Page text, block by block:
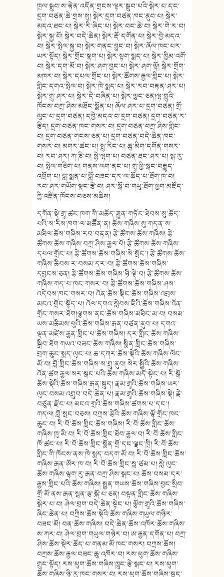
ཁྲལ་སྒྲུབ་ས་རྟེན་འདོན་གྲངས་ལྟར་སྒྲུབ་པའི་སྒེར་པ་དང་
དྲག་བཙན་ཆེ་གྲས་སུ། སྒེར་དྲག་བཙན་ཁང་ནུབ་པ། སྒེར་
མདའ་ཐང་པ། སྒེར་རི་ཞིང་པ། སྒེར་བང་ཆེ་བ། སྒེར་གེ་ར་བ།
སྒེར་སྐྱ་པོ། སྒེར་བདེ་ཆེན། སྒེར་རྡོ་དགོན་པ། སྒེར་བྱེ་མདའ་
བ། སྒེར་སྤེལ་སྐྱ་བ། སྒེར་གནང་བྱུང་བ། སྒེར་ཞོལ་ཁང་པར་
ཡར་སྟོད། སྒེར་གྲོང་སྣག་པ། སྒེར་སྟག་སྨད་པ། སྒེར་ཁྱིམ་འགོ་
བ། སྒེར་དག་མོ་བ། སྒེར་ཤག་བྱང་པ། སྒེར་ཤག་ལྷོ། སྒེར་གྲོག་
མཁར་བ། སྒེར་དཔལ་གྲོང་པ། སྒེར་ཚོགས་རྒྱལ་གླིང་པ། སྒེར་
གླིང་དགའ་སྤེལ་བ། སྒེར་ཁེ་སྨད་པ། སྒེར་རབ་བརྟན་ཤར་པ།
སྒེར་གྲུ་ཤར་པ། སྒེར་དེ་བཞིན་པ། སྒེར་ལྕང་ཅན།ལྷ་ཀླུའི་
ཁོངས་བཀྲ་ཤིས་མཐོང་སྨོན་པ། ཞོལ་ཤར་པ་དྲག་བཙན། གྲོ་
ལུང་པ་དྲག་བཙན། དབྱེ་མདའ་བ་དྲག་བཙན། དྲག་བཙན་ར་
རྩིད། དྲག་བཙན་ཁང་གསར་བ། དྲག་བཙན་བཀྲ་ཤིས་གླིང་
བ། དྲག་བཙན་གངས་ཅན་པ། དྲག་བཙན་བདེ་ཆེན་ཁང་
གསར་བ། མགར་ཚང་པ། སྤུ་རིང་པ། ཆུ་མིག་དགོན་གསར་
བ། རབ་ཤར། ཀ་ཎི་བ། སྙེ་ལྷག་པ། བཙན་ཐང་ཤར་པ། སྒ་རུ་
བ། སྤེལ་གཅིག་པ། གནས་ལག་ནང་པ། གྲྭ་ཕྱི་སྒང་བརྒྱུད་
འབྲོག་པ། བླ་སྨན་པ་བློ་བཟང་དར་ལ་ཆོད་པ་ཐོག་ཁ་བ།
རབ་ཤར་གཡོག་སྣང་རྩེ་བ། ཤར་སྒོ་བ་གཡུ་ཐོག་ཕྱག་མཛོད་
ཀྱི་འཛིན་ཁོངས་བཅས་མཆིས།
དགོན་སྡེ་གྲྭ་ཚང་ཁག་གི་མཆོད་རྒྱུན་གཏོང་ཐེབས་སུ་ཆོད་
པའི་ས་རིས་ཁག་ལ་མཚོོན་ན། ཆོས་གཞིས་སུ་གདན་ས་
མཐིལ་ཆོས་གཞིས་རབ་བརྟན། རྩེ་ཚོགས་ཆོས་གཞིས། རྩེ་
ཚོགས་ཆོས་གཞིས་བཀྲ་ཤིས་རྒྱལ་པོ། རྩེ་ཚོགས་ཆོས་གཞིས་
དཔལ་གྲོང་པ། རྩེ་ཚོགས་ཆོས་གཞིས་སེ་སྤོང་། རྩེ་ཚོགས་ཆོས་
གཞིས་ཆིབས་ར་བསམ་དར་བ། རྩེ་ཚོགས་ཆོས་གཞིས་
དབྱངས་ཅན། རྩེ་ཚོགས་ཆོས་གཞིས་ཉི་ལྡེ་བ། རྩེ་ཚོགས་ཆོས་
གཞིས་གད་པ་ཁང་གསར་བ། རྩེ་ཚོགས་ཆོས་གཞིས་ཤས་
འདེབས་ཁང་གསར་བ། འོན་ཆོས་སྡིང་ཆོས་གཞིས་འབྲས་
མངའ་གྲོང་སྟོད་པ། འོལ་དགའ་སླེབས་ཇིའི་ཆོས་གཞིས་འོན་
གྲོང་གསར་ཐོག།ལྕགས་ནང་ཆོས་གཞིས་མཐིང་མ་བ། བསམ་
ཡས་མཆིམས་ཕུའི་ཆོས་གཞིས་རྒན་བཙན་ནུབ་པ། དགའ་
ལྡན་མཛེས་རྒྱན་གླིང་པ་ཆོས་གཞིས། དར་གླིང་ཆོས་གཞིས་
སྒྲིབ་ཐོག གཡའ་བཟང་ཆོས་གཞིས། སྨིན་གླིང་ཆོས་གཞིས་
བྲག་ཆུང་སྨད་ལུང་པ། ཆ་དཀར་ཆོས་སྡེའི་ཆོས་གཞིས་ལོང་
མོ་བ། བློ་གླིང་ཆོས་གཞིས་ས་གྲུ་ནུབ། སེར་སྤྱིའི་ཆོས་གཞིས་
འོན་ཚག རྒྱལ་སར་སྒང་པའི་ཆོས་གཞིས་མདོ་སྟེང་པ། རི་སྒོ་
ཆོས་སྡེའི་ཆོས་གཞིས་རྒན་སྦུད། རྣམ་གྲྭའི་ཆོས་གཞིས་ཡར་
ལུང་བསམ་འགྲུབ་བདེ་ཆེན་པ། རྣམ་གྲྭའི་ཆོས་གཞིས་སྡེ། རྗེ་
བཙུན་རྫོང་པ། མངའ་གྲའི་ཆོས་གཞིས་ཚགས་པ་དང་།
གདལ། ཀློ་སྤང་བཅས། བཀྲས་རྩེའི་ཆོས་གཞིས་ལྷོ་གྲོང་ཁང་
ཆུང་བ། རི་བོ་ཆོས་གླིང་ཆོས་གཞིས། རི་བོ་ཆོས་གླིང་ཆོས་
གཞིས་ཁུ་མི་བ། རི་བོ་ཆོས་གླིང་ཐོབ་རྒྱལ་བ། རི་བོ་ཆོས་གླིང་
ཁོ་ཚང་པ། རི་བོ་ཆོས་གླིང་སྨོན་གྲོ་དང་ལྗང་ཁྲི། རི་བོ་ཆོས་
གླིང་གི་ཁོངས་ནས་ཁེ་སྨད་བདག་མོ་བ། རི་བོ་ཆོས་གླིང་ཆོས་
གཞིས་རྒན་ཨོར་ཁ་བ། རི་བོ་ཆོས་གླིང་སླ་ཙམ་པ། སླེ་ལུང་
ཆོས་གཞིས་ལྷག་རུ་རྒན་བཀྲ་ཤིས་སྒང་པ། ཆོས་བསམ་དར་
རྒྱས་གླིང་པའི་ཆོས་གཞིས། སྤྱན་གཡས་ཆོས་གཞིས་བྱང་སྲིབ་
གྲོ་མོ་ནས་རྒན་སྦན་རྩ་སྐོ་པ་ཅན། བསྟན་གླིང་ཆོས་གཞིས་
སྒེར་པ་བ། ཤེལ་བྲག་བདེ་ཆེན་སྟེང་པ། ལྕོག་གྲྭའི་ཆོས་གཞིས་
ཞིང་ཆེན་པ། བཀྲིས་ཆོས་སྡེའི་ཆོས་གཞིས་གཡུལ་གཉིར་
བཟང་མོ། བན་ཆོས་གཞིས། བདེ་ཆེན་ཆོས་འཁོར་ཆོས་གཞིས་
ས་ཀར་བ། ཤེལ་བྲག་གཡུལ་གཉེར་བ། ཨ་རྒྱན་དགོན་པ། བཀྲ་
ཤིས་ཆོས་སྡེར་ཆོད་པ་གནམ་མོ་ཁང་གསར། བཀྲས་ཆོས།
བཀྲས་ཆོས་རྒྱལ་བཟང་ཆུ་འཁོར་བ། རས་ཕུག་ཆོས་གཞིས་
གྲུང་སྟོད། རས་ཕུག་ཆོས་གཞིས་ཁྱུང་རྩེ་སྒང་པ། རས་ཕུག་
ཆོས་གཞིས་ཉི་རུ་ཁང་གསར་བ། རས་ཕུག་ཆོས་གཞིས་སྦུད་